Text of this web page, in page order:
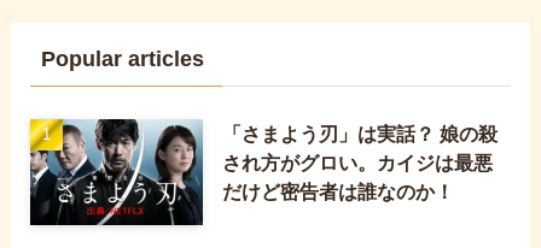
Popular articles
「さまよう刃」は実話？ 娘の殺
され方がグロい。カイジは最悪
だけど密告者は誰なのか！